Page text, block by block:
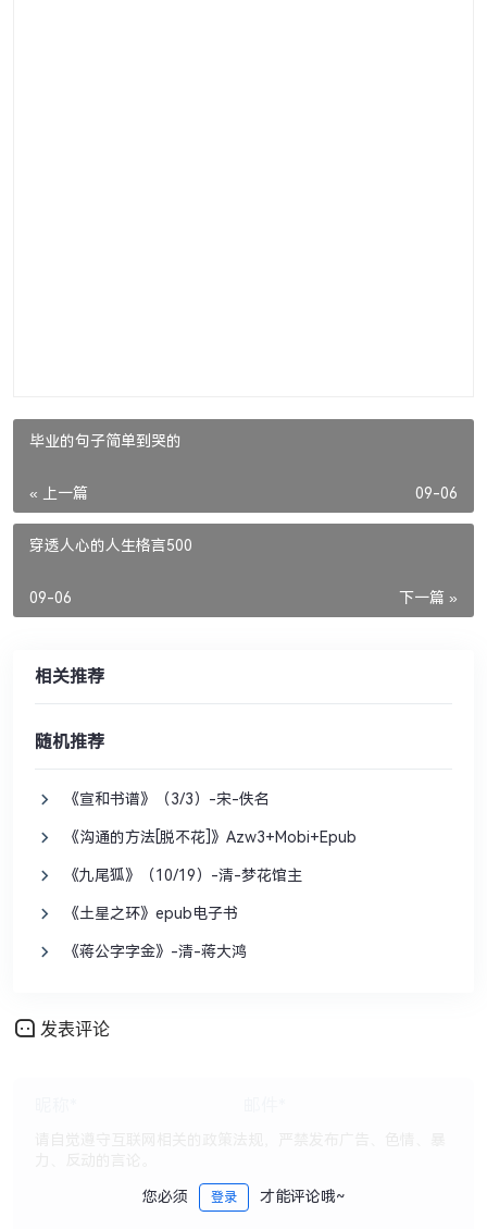
毕业的句子简单到哭的
« 上一篇 09-06
穿透人心的人生格言500
下一篇 »
09-06
相关推荐
随机推荐
《宣和书谱》（3/3）-宋-佚名
《沟通的方法[脱不花]》Azw3+Mobi+Epub
《九尾狐》（10/19）-清-梦花馆主
《土星之环》epub电子书
《蒋公字字金》-清-蒋大鸿
发表评论
您必须 登录 才能评论哦~